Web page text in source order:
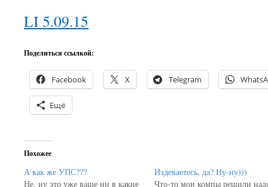
LI 5.09.15
Поделиться ссылкой:
Facebook X Telegram
Ещё
Похожее
А как же УПС???
Не, ну это уже ваще ни в какие
Издеваетесь, да? Ну-ну)))
Что-то мои компы решили